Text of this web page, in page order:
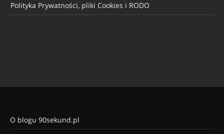
Polityka Prywatności, pliki Cookies i RODO
O blogu 90sekund.pl